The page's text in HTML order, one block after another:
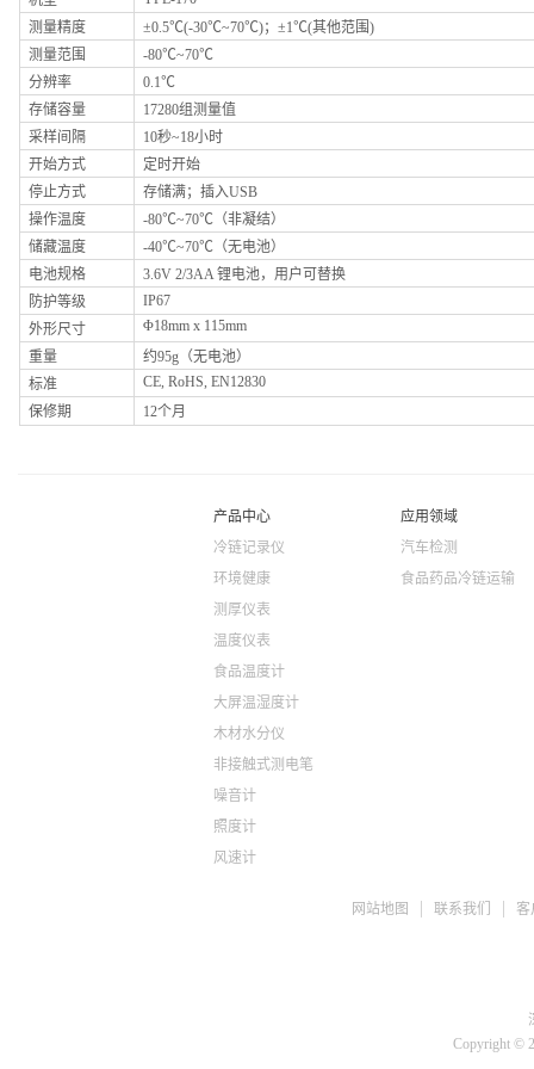
测量精度
±0.5℃(-30℃~70℃)；±1℃(其他范围)
测量范围
-80℃~70℃
分辨率
0.1℃
存储容量
17280组测量值
采样间隔
10秒~18小时
开始方式
定时开始
停止方式
存储满；插入USB
操作温度
-80℃~70℃ （非凝结）
储藏温度
-40℃~70℃ （无电池）
电池规格
3.6V 2/3AA 锂电池，用户可替换
防护等级
IP67
外形尺寸
Φ18mm x 115mm
重量
约95g（无电池）
标准
CE, RoHS, EN12830
保修期
12个月
产品中心
冷链记录仪
环境健康
测厚仪表
温度仪表
食品温度计
大屏温湿度计
木材水分仪
非接触式测电笔
噪音计
照度计
风速计
应用领域
汽车检测
食品药品冷链运输
网站地图 联系我们 客
Copyright ©